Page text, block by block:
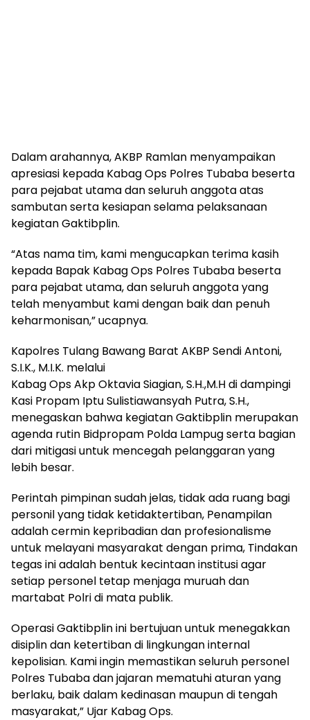
Dalam arahannya, AKBP Ramlan menyampaikan
apresiasi kepada Kabag Ops Polres Tubaba beserta
para pejabat utama dan seluruh anggota atas
sambutan serta kesiapan selama pelaksanaan
kegiatan Gaktibplin.
“Atas nama tim, kami mengucapkan terima kasih
kepada Bapak Kabag Ops Polres Tubaba beserta
para pejabat utama, dan seluruh anggota yang
telah menyambut kami dengan baik dan penuh
keharmonisan,” ucapnya.
Kapolres Tulang Bawang Barat AKBP Sendi Antoni,
S.I.K., M.I.K. melalui
Kabag Ops Akp Oktavia Siagian, S.H.,M.H di dampingi
Kasi Propam Iptu Sulistiawansyah Putra, S.H.,
menegaskan bahwa kegiatan Gaktibplin merupakan
agenda rutin Bidpropam Polda Lampug serta bagian
dari mitigasi untuk mencegah pelanggaran yang
lebih besar.
Perintah pimpinan sudah jelas, tidak ada ruang bagi
personil yang tidak ketidaktertiban, Penampilan
adalah cermin kepribadian dan profesionalisme
untuk melayani masyarakat dengan prima, Tindakan
tegas ini adalah bentuk kecintaan institusi agar
setiap personel tetap menjaga muruah dan
martabat Polri di mata publik.
Operasi Gaktibplin ini bertujuan untuk menegakkan
disiplin dan ketertiban di lingkungan internal
kepolisian. Kami ingin memastikan seluruh personel
Polres Tubaba dan jajaran mematuhi aturan yang
berlaku, baik dalam kedinasan maupun di tengah
masyarakat,” Ujar Kabag Ops.